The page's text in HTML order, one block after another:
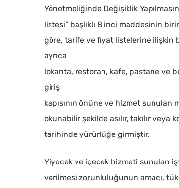
Yönetmeliğinde Değişiklik
listesi” başlıklı 8 inci maddesinin
göre, tarife ve fiyat listelerine ilişkin
ayrıca
lokanta, restoran, kafe, pastane ve
giriş
kapısının önüne ve hizmet
okunabilir şekilde asılır, takılır
tarihinde yürürlüğe girmiştir.
Yiyecek ve içecek hizmeti sunulan
verilmesi zorunluluğunun amacı,